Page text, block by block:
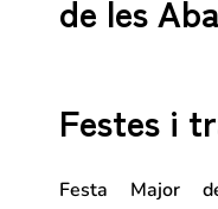
Festes i
Festa Major